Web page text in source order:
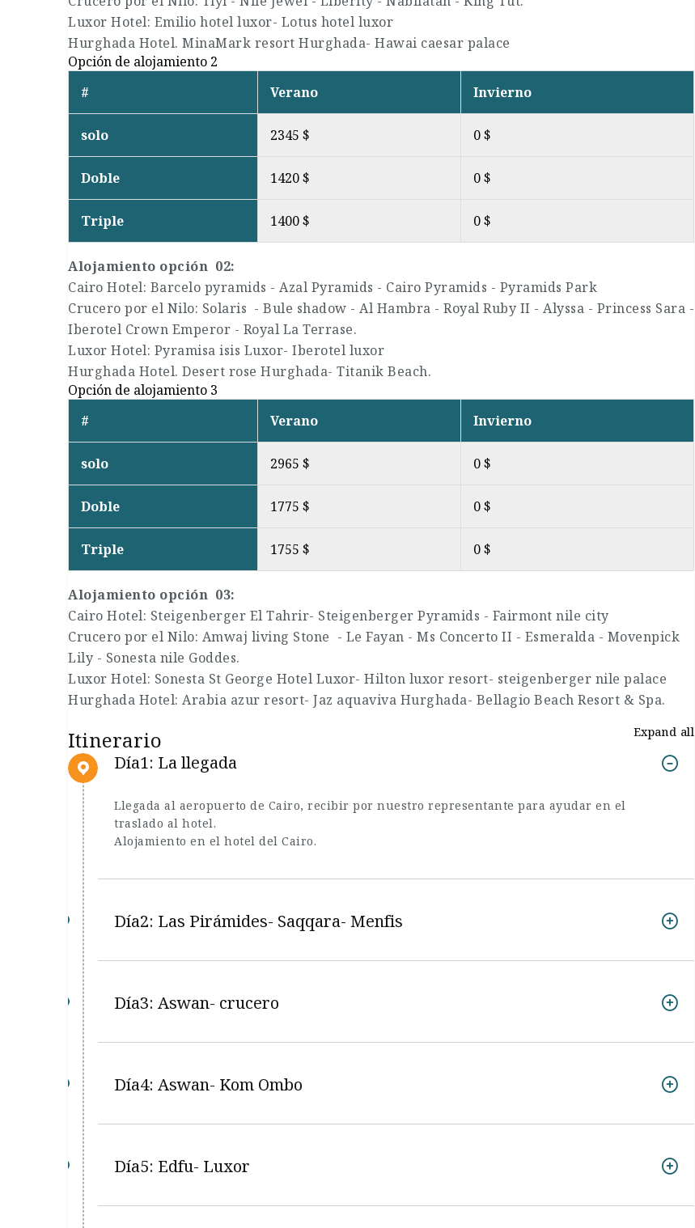
Luxor Hotel: Emilio hotel luxor- Lotus hotel luxor
Hurghada Hotel. MinaMark resort Hurghada- Hawai caesar palace
Opción de alojamiento 2
#
Verano Invierno
solo 2345 $ 0 $
Doble 1420 $ 0 $
Triple 1400 $ 0 $
Alojamiento opción 02:
Cairo Hotel: Barcelo pyramids - Azal Pyramids - Cairo Pyramids - Pyramids Park
Crucero por el Nilo: Solaris - Bule shadow - Al Hambra - Royal Ruby II - Alyssa - Princess Sara -
Iberotel Crown Emperor - Royal La Terrase.
Luxor Hotel: Pyramisa isis Luxor- Iberotel luxor
Hurghada Hotel. Desert rose Hurghada- Titanik Beach.
Opción de alojamiento 3
#
Verano Invierno
solo 2965 $ 0 $
Doble 1775 $ 0 $
Triple 1755 $ 0 $
Alojamiento opción 03:
Cairo Hotel: Steigenberger El Tahrir- Steigenberger Pyramids - Fairmont nile city
Crucero por el Nilo: Amwaj living Stone - Le Fayan - Ms Concerto II - Esmeralda - Movenpick
Lily - Sonesta nile Goddes.
Luxor Hotel: Sonesta St George Hotel Luxor- Hilton luxor resort- steigenberger nile palace
Hurghada Hotel: Arabia azur resort- Jaz aquaviva Hurghada- Bellagio Beach Resort & Spa.
Itinerario Expand all
Día1: La llegada
Llegada al aeropuerto de Cairo, recibir por nuestro representante para ayudar en el
traslado al hotel.
Alojamiento en el hotel del Cairo.
Día2: Las Pirámides- Saqqara- Menfis
Día3: Aswan- crucero
Día4: Aswan- Kom Ombo
Día5: Edfu- Luxor